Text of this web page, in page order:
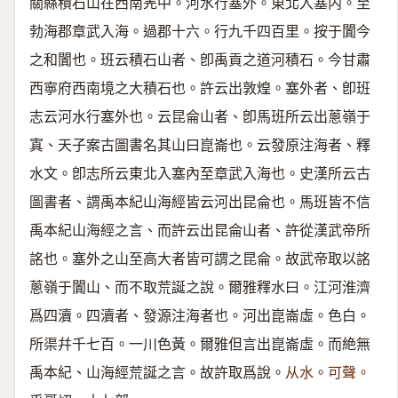
勃海郡章武入海。過郡十六。行九千四百里。按于闐今
之和闐也。班云積石山者、卽禹貢之道河積石。今甘肅
西寧府西南境之大積石也。許云出敦煌。塞外者、卽班
志云河水行塞外也。云昆侖山者、卽馬班所云出蔥嶺于
寘、天子案古圖書名其山曰崑崙也。云發原注海者、釋
水文。卽志所云東北入塞內至章武入海也。史漢所云古
圖書者、謂禹本紀山海經皆云河出昆侖也。馬班皆不信
禹本紀山海經之言、而許云出昆侖山者、許從漢武帝所
詺也。塞外之山至高大者皆可謂之昆侖。故武帝取以詺
蔥嶺于闐山、而不取荒誕之說。爾雅釋水曰。江河淮濟
爲四瀆。四瀆者、發源注海者也。河出崑崙虛。色白。
所渠幷千七百。一川色黃。爾雅但言出崑崙虛。而絶無
禹本紀、山海經荒誕之言。故許取爲說。 从水。可聲。